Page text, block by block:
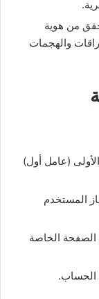
من هوية
والهجمات
(عامل أول)
المستخدم
الخاصة
الحساب.